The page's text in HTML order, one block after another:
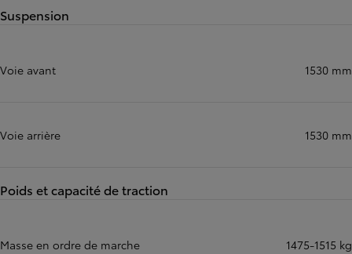
Suspension
Voie avant 1530 mm
Voie arrière 1530 mm
Poids et capacité de traction
Masse en ordre de marche 1475-1515 kg